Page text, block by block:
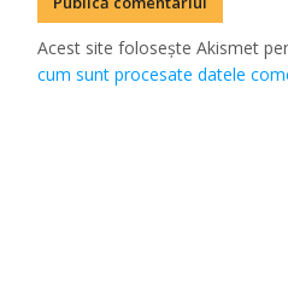
Acest site folosește Akismet
cum sunt procesate datele